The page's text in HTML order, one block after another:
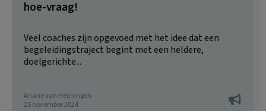
hoe-vraag!
Veel coaches zijn opgevoed met het idee dat een
begeleidingstraject begint met een heldere,
doelgerichte...
Ariane van Heijningen
25 november 2024